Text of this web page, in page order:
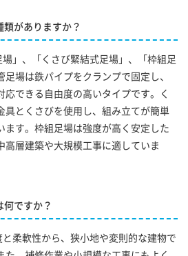
がありますか？
」、「くさび緊結式足場」、「枠組足
場は鉄パイプをクランプで固定し、
できる自由度の高いタイプです。く
具とくさびを使用し、組み立てが簡単
ます。枠組足場は強度が高く安定した
高層建築や大規模工事に適していま
何ですか？
柔軟性から、狭小地や変則的な建物で